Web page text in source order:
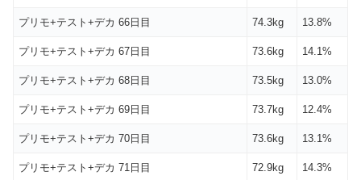
プリモ+テスト+デカ 66日目 74.3kg 13.8%
プリモ+テスト+デカ 67日目 73.6kg 14.1%
プリモ+テスト+デカ 68日目 73.5kg 13.0%
プリモ+テスト+デカ 69日目 73.7kg 12.4%
プリモ+テスト+デカ 70日目 73.6kg 13.1%
プリモ+テスト+デカ 71日目 72.9kg 14.3%